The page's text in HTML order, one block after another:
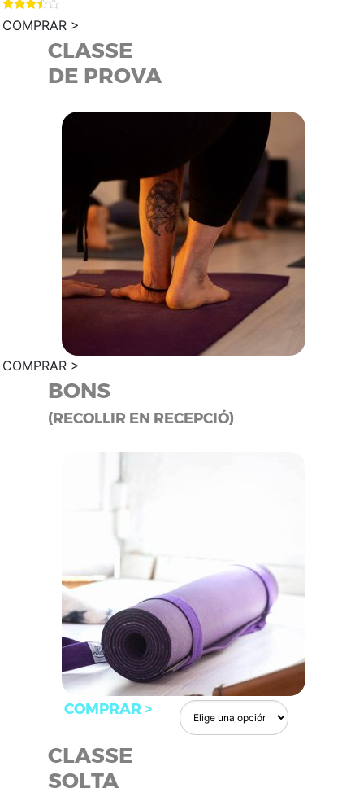
Valorad
o en
COMPRAR >
CLASSE
DE PROVA
COMPRAR >
BONS
(RECOLLIR EN RECEPCIÓ)
COMPRAR >
CLASSE
SOLTA